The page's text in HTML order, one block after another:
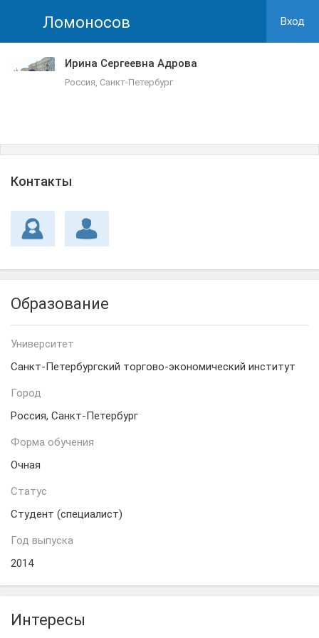
Ломоносов Вход
Ирина Сергеевна Адрова
Россия, Санкт-Петербург
Контакты
Образование
Университет
Санкт-Петербургский торгово-экономический институт
Город
Россия, Санкт-Петербург
Форма обучения
Очная
Статус
Студент (специалист)
Год выпуска
2014
Интересы